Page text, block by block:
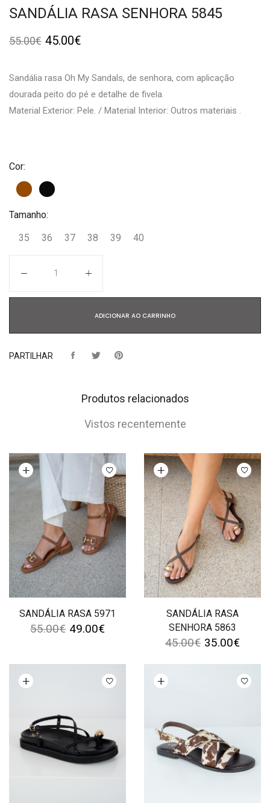
SANDÁLIA RASA SENHORA 5845
55.00€ 45.00€
Sandália rasa Oh My Sandals, de senhora, com aplicação
dourada peito do pé e detalhe de fivela.
Material Exterior: Pele. / Material Interior: Outros materiais .
Cor:
Tamanho:
35
36 37 38 39 40
ADICIONAR AO CARRINHO
PARTILHAR
Produtos relacionados
Vistos recentemente
SANDÁLIA RASA 5971
opções
55.00€ 49.00€
SANDÁLIA RASA
SENHORA 5863
Ver opções
45.00€ 35.00€
opções Ver opções